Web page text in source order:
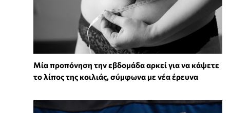
Μία προπόνηση την εβδομάδα αρκεί για να κάψετε
το λίπος της κοιλιάς, σύμφωνα με νέα έρευνα